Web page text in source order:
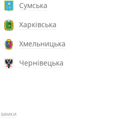
Сумська
Харківська
Хмельницька
Чернівецька
замки